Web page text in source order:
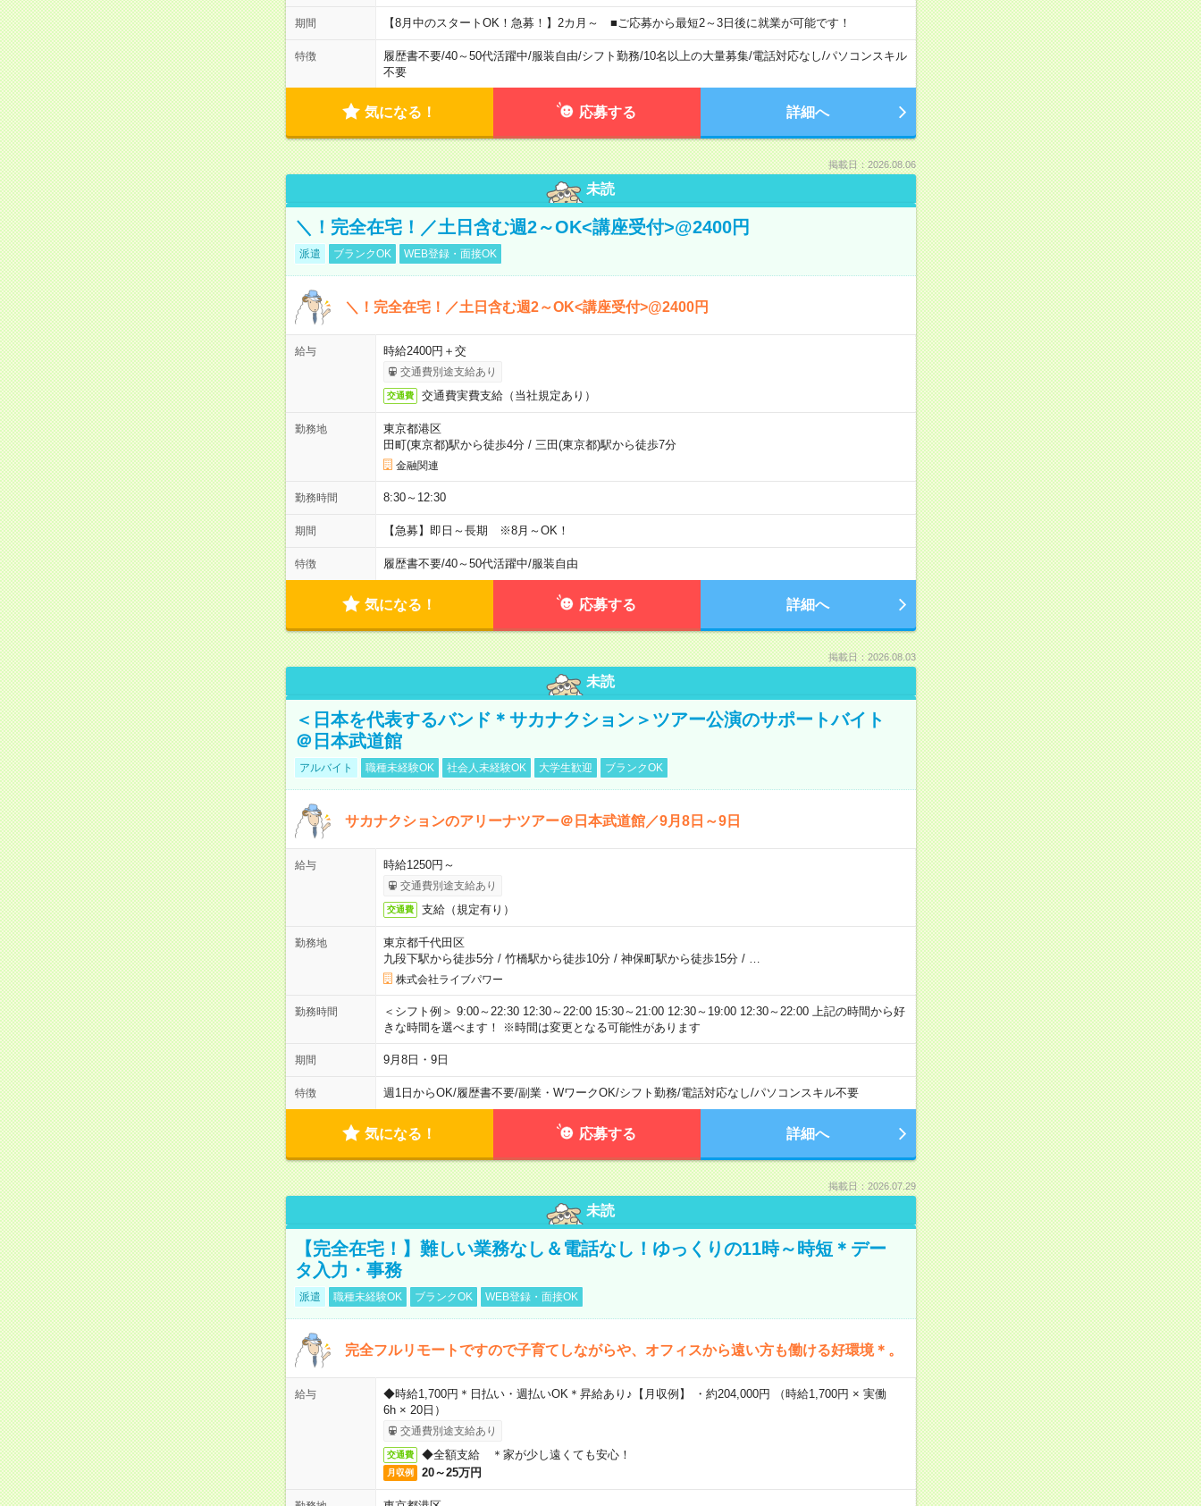
期間 【8月中のスタートOK！急募！】2カ月～ ■ご応募から最短2～3日後に就業が可能です！
特徴 履歴書不要/40～50代活躍中/服装自由/シフト勤務/10名以上の大量募集/電話対応なし/パソコンスキル
不要
気になる！ 応募する 詳細へ
掲載日：2026.08.06
未読
＼！完全在宅！／土日含む週2～OK<講座受付>@2400円
派遣 ブランクOK WEB登録・面接OK
＼！完全在宅！／土日含む週2～OK<講座受付>@2400円
給与 時給2400円＋交
交通費別途支給あり
交通費 交通費実費支給（当社規定あり）
勤務地
東京都港区
田町(東京都)駅から徒歩4分/ 三田(東京都)駅から徒歩7分
金融関連
勤務時間 8:30～12:30
期間 【急募】即日～長期 ※8月～OK！
特徴 履歴書不要/40～50代活躍中/服装自由
気になる！ 応募する 詳細へ
掲載日：2026.08.03
未読
＜日本を代表するバンド＊サカナクション＞ツアー公演のサポートバイト
＠日本武道館
アルバイト 職種未経験OK 社会人未経験OK 大学生歓迎 ブランクOK
サカナクションのアリーナツアー＠日本武道館／9月8日～9日
給与 時給1250円～
交通費別途支給あり
交通費 支給（規定有り）
勤務地
東京都千代田区
九段下駅から徒歩5分/ 竹橋駅から徒歩10分/ 神保町駅から徒歩15分/
株式会社ライブパワー
勤務時間
＜シフト例＞ 9:00～22:30 12:30～22:00 15:30～21:00 12:30～19:00 12:30～22:00 上記の時間から好
きな時間を選べます！ ※時間は変更となる可能性があります
期間 9月8日・9日
特徴 週1日からOK/履歴書不要/副業・WワークOK/シフト勤務/電話対応なし/パソコンスキル不要
気になる！ 応募する 詳細へ
掲載日：2026.07.29
未読
【完全在宅！】難しい業務なし＆電話なし！ゆっくりの11時～時短＊デー
タ入力・事務
派遣 職種未経験OK ブランクOK WEB登録・面接OK
完全フルリモートですので子育てしながらや、オフィスから遠い方も働ける好環境＊。
給与
◆時給1,700円＊日払い・週払いOK＊昇給あり♪【月収例】 ・約204,000円 （時給1,700円 × 実働
6h × 20日）
交通費別途支給あり
交通費 ◆全額支給 ＊家が少し遠くても安心！
月収例 20～25万円